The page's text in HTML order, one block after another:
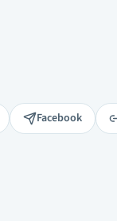
Facebook